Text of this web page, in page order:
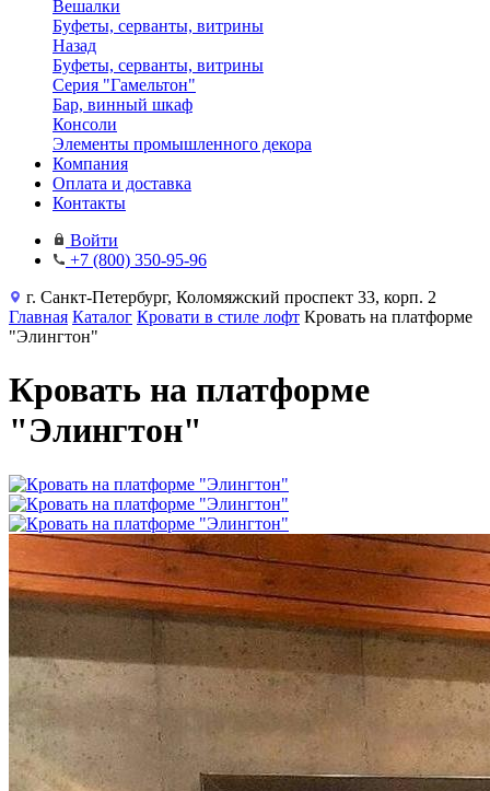
Вешалки
Буфеты, серванты, витрины
Назад
Буфеты, серванты, витрины
Серия "Гамельтон"
Бар, винный шкаф
Консоли
Элементы промышленного декора
Компания
Оплата и доставка
Контакты
Войти
+7 (800) 350-95-96
г. Санкт-Петербург, Коломяжский проспект 33, корп. 2
Главная Каталог Кровати в стиле лофт Кровать на платформе
"Элингтон"
Кровать на платформе
"Элингтон"